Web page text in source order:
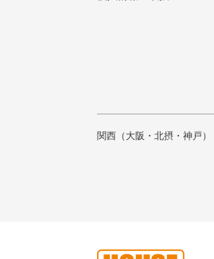
関西（大阪・北摂・神戸